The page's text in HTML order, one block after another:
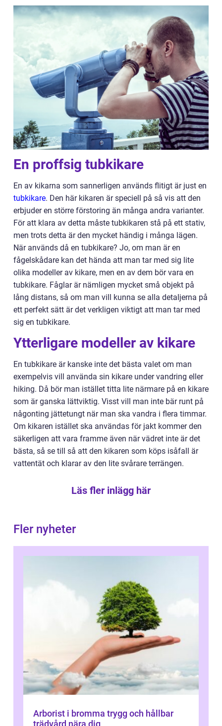
En proffsig tubkikare
En av kikarna som sannerligen används flitigt är just en
tubkikare. Den här kikaren är speciell på så vis att den
erbjuder en större förstoring än många andra varianter.
För att klara av detta måste tubkikaren stå på ett stativ,
men trots detta är den mycket händig i många lägen.
När används då en tubkikare? Jo, om man är en
fågelskådare kan det hända att man tar med sig lite
olika modeller av kikare, men en av dem bör vara en
tubkikare. Fåglar är nämligen mycket små objekt på
lång distans, så om man vill kunna se alla detaljerna på
ett perfekt sätt är det verkligen viktigt att man tar med
sig en tubkikare.
Ytterligare modeller av kikare
En tubkikare är kanske inte det bästa valet om man
exempelvis vill använda sin kikare under vandring eller
hiking. Då bör man istället titta lite närmare på en kikare
som är ganska lättviktig. Visst vill man inte bär runt på
någonting jättetungt när man ska vandra i flera timmar.
Om kikaren istället ska användas för jakt kommer den
säkerligen att vara framme även när vädret inte är det
bästa, så se till så att den kikaren som köps isåfall är
vattentät och klarar av den lite svårare terrängen.
Läs fler inlägg här
Fler nyheter
Arborist i bromma trygg och hållbar
trädvård nära dig